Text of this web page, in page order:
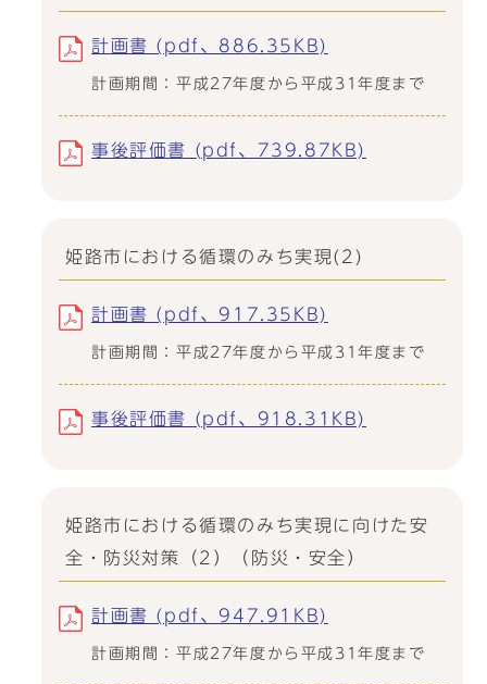
計画書 (pdf、886.35KB)
計画期間：平成27年度から平成31年度まで
事後評価書 (pdf、739.87KB)
姫路市における循環のみち実現(2)
計画書 (pdf、917.35KB)
計画期間：平成27年度から平成31年度まで
事後評価書 (pdf、918.31KB)
姫路市における循環のみち実現に向けた安
全・防災対策（2）（防災・安全）
計画書 (pdf、947.91KB)
計画期間：平成27年度から平成31年度まで